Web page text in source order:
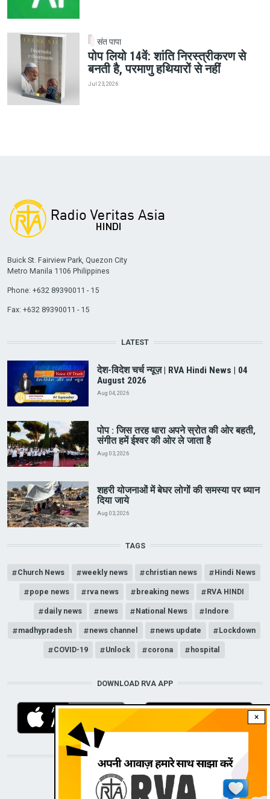
संत पापा
पोप लियो 14वें: शांति निरस्त्रीकरण से
बनती है, परमाणु हथियारों से नहीं
Jul 23, 2026
×
Buick St. Fairview Park, Quezon City
Metro Manila 1106 Philippines
Phone: +632 89390011 - 15
Fax: +632 89390011 - 15
LATEST
देश-विदेश चर्च न्यूज़ | RVA Hindi News | 04
August 2026
Aug 04, 2026
पोप : जिस तरह धारा अपने स्रोत की ओर बहती,
संगीत हमें ईश्वर की ओर ले जाता है
Aug 03, 2026
शहरी योजनाओं में बेघर लोगों की समस्या पर ध्यान
दिया जाये
Aug 03, 2026
TAGS
Church News weekly news christian news Hindi News
pope news rva news breaking news RVA HINDI
daily news news National News Indore
madhypradesh news channel news update Lockdown
COVID-19 Unlock corona hospital
DOWNLOAD RVA APP
STAY CONNECTED WITH US!